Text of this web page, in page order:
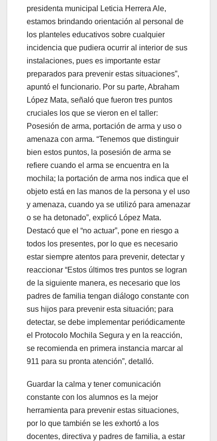
presidenta municipal Leticia Herrera Ale,
estamos brindando orientación al personal de
los planteles educativos sobre cualquier
incidencia que pudiera ocurrir al interior de sus
instalaciones, pues es importante estar
preparados para prevenir estas situaciones”,
apuntó el funcionario. Por su parte, Abraham
López Mata, señaló que fueron tres puntos
cruciales los que se vieron en el taller:
Posesión de arma, portación de arma y uso o
amenaza con arma. “Tenemos que distinguir
bien estos puntos, la posesión de arma se
refiere cuando el arma se encuentra en la
mochila; la portación de arma nos indica que el
objeto está en las manos de la persona y el uso
y amenaza, cuando ya se utilizó para amenazar
o se ha detonado”, explicó López Mata.
Destacó que el “no actuar”, pone en riesgo a
todos los presentes, por lo que es necesario
estar siempre atentos para prevenir, detectar y
reaccionar “Estos últimos tres puntos se logran
de la siguiente manera, es necesario que los
padres de familia tengan diálogo constante con
sus hijos para prevenir esta situación; para
detectar, se debe implementar periódicamente
el Protocolo Mochila Segura y en la reacción,
se recomienda en primera instancia marcar al
911 para su pronta atención”, detalló.
Guardar la calma y tener comunicación
constante con los alumnos es la mejor
herramienta para prevenir estas situaciones,
por lo que también se les exhortó a los
docentes, directiva y padres de familia, a estar